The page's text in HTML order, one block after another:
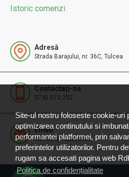
Site-ul nostru foloseste cookie-uri
optimizarea continutului si
performantei platformei, prin
preferintelor utilizatorilor. Pentru
rugam sa accesati pagina web
Politica de confidențialitate
Istoric comenzi
Adresă
Strada Barajului, nr. 36C, Tulcea
Contactați-ne
0745.073.252
Email
contact@rdbeco.ro